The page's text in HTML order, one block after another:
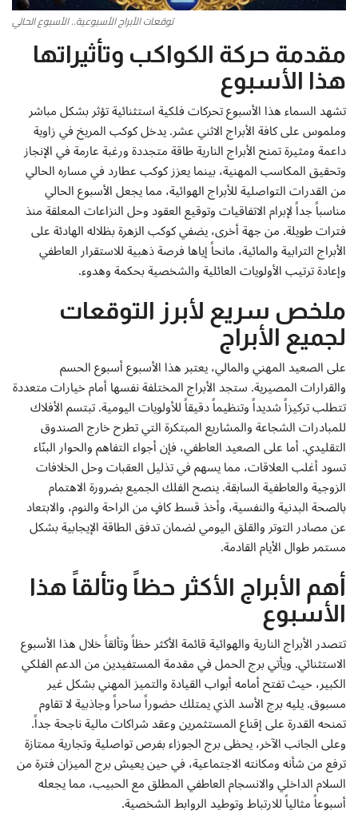
من نحن
سياسة الخصوصية
البنود والشروط
رئيس التحرير
إتصل بنا
توقعات الأبراج الأسبوعية.. الأسبوع الحالي
مقدمة حركة الكواكب وتأثيراتها
هذا الأسبوع
تشهد السماء هذا الأسبوع تحركات فلكية استثنائية تؤثر بشكل مباشر
وملموس على كافة الأبراج الاثني عشر. يدخل كوكب المريخ في زاوية
داعمة ومثيرة تمنح الأبراج النارية طاقة متجددة ورغبة عارمة في الإنجاز
وتحقيق المكاسب المهنية، بينما يعزز كوكب عطارد في مساره الحالي
من القدرات التواصلية للأبراج الهوائية، مما يجعل الأسبوع الحالي
مناسباً جداً لإبرام الاتفاقيات وتوقيع العقود وحل النزاعات المعلقة منذ
فترات طويلة. من جهة أخرى، يضفي كوكب الزهرة بظلاله الهادئة على
الأبراج الترابية والمائية، مانحاً إياها فرصة ذهبية للاستقرار العاطفي
وإعادة ترتيب الأولويات العائلية والشخصية بحكمة وهدوء.
ملخص سريع لأبرز التوقعات
لجميع الأبراج
على الصعيد المهني والمالي، يعتبر هذا الأسبوع أسبوع الحسم
والقرارات المصيرية. ستجد الأبراج المختلفة نفسها أمام خيارات متعددة
تتطلب تركيزاً شديداً وتنظيماً دقيقاً للأولويات اليومية. تبتسم الأفلاك
للمبادرات الشجاعة والمشاريع المبتكرة التي تطرح خارج الصندوق
التقليدي. أما على الصعيد العاطفي، فإن أجواء التفاهم والحوار البنّاء
تسود أغلب العلاقات، مما يسهم في تذليل العقبات وحل الخلافات
الزوجية والعاطفية السابقة. ينصح الفلك الجميع بضرورة الاهتمام
بالصحة البدنية والنفسية، وأخذ قسط كافٍ من الراحة والنوم، والابتعاد
عن مصادر التوتر والقلق اليومي لضمان تدفق الطاقة الإيجابية بشكل
مستمر طوال الأيام القادمة.
أهم الأبراج الأكثر حظاً وتألقاً هذا
الأسبوع
تتصدر الأبراج النارية والهوائية قائمة الأكثر حظاً وتألقاً خلال هذا الأسبوع
الاستثنائي. ويأتي برج الحمل في مقدمة المستفيدين من الدعم الفلكي
الكبير، حيث تفتح أمامه أبواب القيادة والتميز المهني بشكل غير
مسبوق. يليه برج الأسد الذي يمتلك حضوراً ساحراً وجاذبية لا تقاوم
تمنحه القدرة على إقناع المستثمرين وعقد شراكات مالية ناجحة جداً.
وعلى الجانب الآخر، يحظى برج الجوزاء بفرص تواصلية وتجارية ممتازة
ترفع من شأنه ومكانته الاجتماعية، في حين يعيش برج الميزان فترة من
السلام الداخلي والانسجام العاطفي المطلق مع الحبيب، مما يجعله
أسبوعاً مثالياً للارتباط وتوطيد الروابط الشخصية.